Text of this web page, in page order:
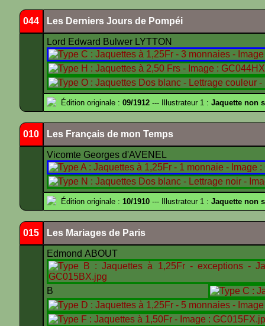
044 Les Derniers Jours de Pompéi
Lord Edward Bulwer LYTTON
Édition originale : 09/1912 --- Illustrateur 1 : Jaquette non
010 Les Français de mon Temps
Vicomte Georges d'AVENEL
Édition originale : 10/1910 --- Illustrateur 1 : Jaquette non
015 Les Mariages de Paris
Edmond ABOUT
B